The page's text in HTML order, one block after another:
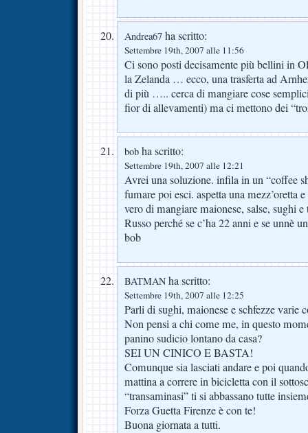
Andrea67 ha scritto:
Settembre 19th, 2007 alle 11:56
Ci sono posti decisamente più bellini in
la Zelanda … ecco, una trasferta ad
di più ….. cerca di mangiare cose
fior di allevamenti) ma ci mettono dei
bob ha scritto:
Settembre 19th, 2007 alle 12:21
Avrei una soluzione. infila in un “coffee
fumare poi esci. aspetta una mezz’oretta
vero di mangiare maionese, salse, sughi
Russo perché se c’ha 22 anni e se unnè
bob
BATMAN ha scritto:
Settembre 19th, 2007 alle 12:25
Parli di sughi, maionese e schfezze varie
Non pensi a chi come me, in questo
panino sudicio lontano da casa?
SEI UN CINICO E BASTA!
Comunque sia lasciati andare e poi
mattina a correre in bicicletta con il
“transaminasi” ti si abbassano tutte
Forza Guetta Firenze è con te!
Buona giornata a tutti.